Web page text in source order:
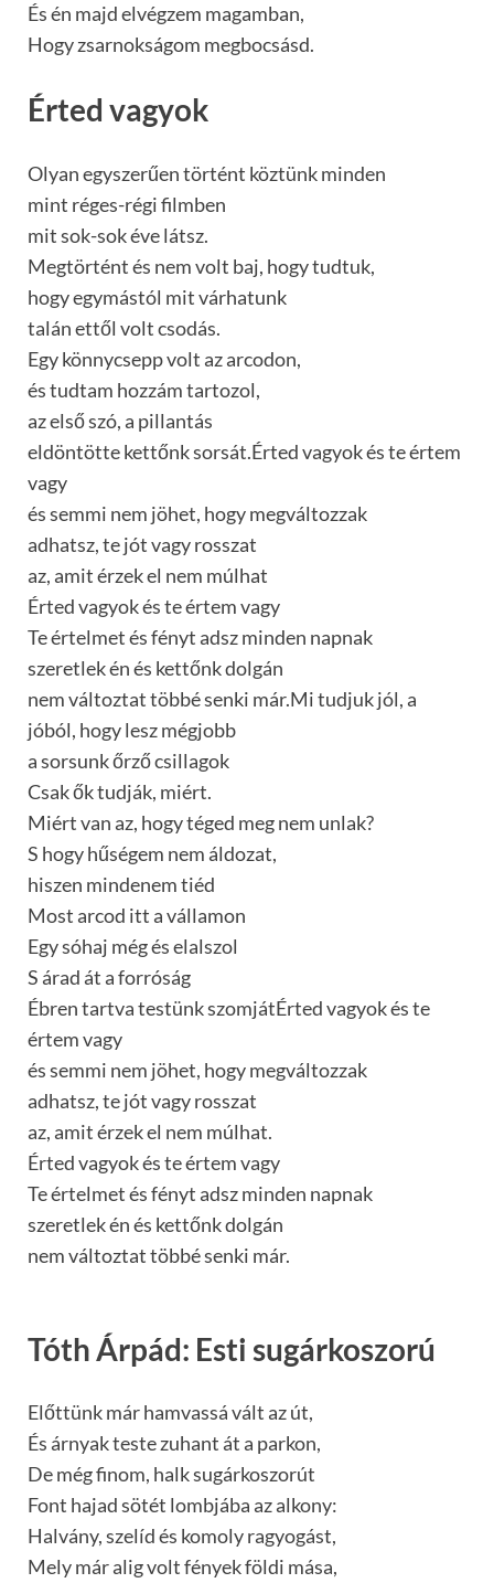
És én majd elvégzem magamban,
Hogy zsarnokságom megbocsásd.
Érted vagyok
Olyan egyszerűen történt köztünk minden
mint réges-régi filmben
mit sok-sok éve látsz.
Megtörtént és nem volt baj, hogy tudtuk,
hogy egymástól mit várhatunk
talán ettől volt csodás.
Egy könnycsepp volt az arcodon,
és tudtam hozzám tartozol,
az első szó, a pillantás
eldöntötte kettőnk sorsát.Érted vagyok és te értem
vagy
és semmi nem jöhet, hogy megváltozzak
adhatsz, te jót vagy rosszat
az, amit érzek el nem múlhat
Érted vagyok és te értem vagy
Te értelmet és fényt adsz minden napnak
szeretlek én és kettőnk dolgán
nem változtat többé senki már.Mi tudjuk jól, a
jóból, hogy lesz mégjobb
a sorsunk őrző csillagok
Csak ők tudják, miért.
Miért van az, hogy téged meg nem unlak?
S hogy hűségem nem áldozat,
hiszen mindenem tiéd
Most arcod itt a vállamon
Egy sóhaj még és elalszol
S árad át a forróság
Ébren tartva testünk szomjátÉrted vagyok és te
értem vagy
és semmi nem jöhet, hogy megváltozzak
adhatsz, te jót vagy rosszat
az, amit érzek el nem múlhat.
Érted vagyok és te értem vagy
Te értelmet és fényt adsz minden napnak
szeretlek én és kettőnk dolgán
nem változtat többé senki már.
Tóth Árpád: Esti sugárkoszorú
Előttünk már hamvassá vált az út,
És árnyak teste zuhant át a parkon,
De még finom, halk sugárkoszorút
Font hajad sötét lombjába az alkony:
Halvány, szelíd és komoly ragyogást,
Mely már alig volt fények földi mása,